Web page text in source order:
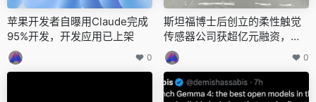
苹果开发者自曝用Claude完成
95%开发，开发应用已上架
0
斯坦福博士后创立的柔性触觉
传感器公司获超亿元融资，低
成本触觉手套将量产落地
0